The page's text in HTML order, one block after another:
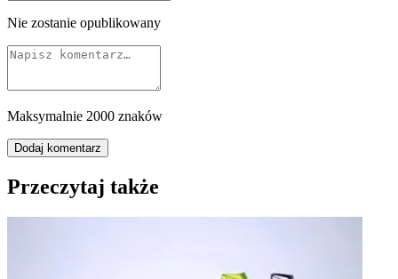
Nie zostanie opublikowany
Maksymalnie 2000 znaków
Dodaj komentarz
Przeczytaj także